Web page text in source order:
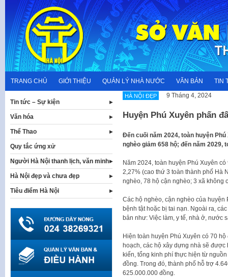
content
TRANG CHỦ GIỚI THIỆU QUẢN LÝ NHÀ NƯỚC VĂN BẢN TIN
HÀ NỘI ĐẸP 9 Tháng 4, 2024
Huyện Phú Xuyên phấn
Đến cuối năm 2024, toàn huyện
nghèo giảm 658 hộ; đến năm 2029,
Năm 2024, toàn huyện Phú Xuyên
2,27% (cao thứ 3 toàn thành phố Hà
nghèo, 78 hộ cận nghèo; 3 xã không
Các hộ nghèo, cận nghèo của
bệnh tật hoặc bị tai nạn. Ngoài ra,
bản như: Việc làm, y tế, nhà ở, nước
Hiện toàn huyện Phú Xuyên có 70
hoạch, các hộ xây dựng nhà sẽ
kiến, tổng kinh phí thực hiện từ
đồng. Trong đó, thành phố hỗ trợ
625.000.000 đồng.
Tin tức – Sự kiện
Văn hóa
Thể Thao
Quy tắc ứng xử
Người Hà Nội thanh lịch, văn minh
Hà Nội đẹp và chưa đẹp
Tiêu điểm Hà Nội